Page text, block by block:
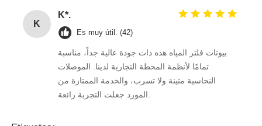
K
K*.
Es muy útil. (42)
بيوتات فلتر المياه هذه ذات جودة عالية جداً، مناسبة
تمامًا لأنظمة المحطة التجارية لدينا. الموصلات
النحاسية متينة ولا تسرب، والخدمة الممتازة من